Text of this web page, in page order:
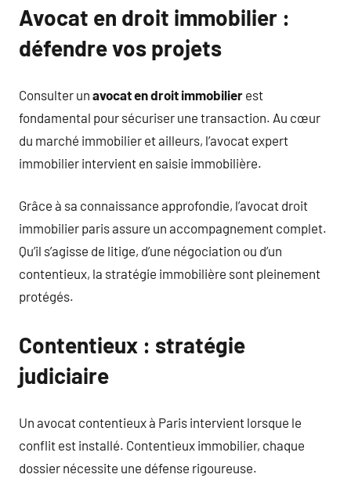
Avocat en droit immobilier :
défendre vos projets
Consulter un avocat en droit immobilier est
fondamental pour sécuriser une transaction. Au cœur
du marché immobilier et ailleurs, l’avocat expert
immobilier intervient en saisie immobilière.
Grâce à sa connaissance approfondie, l’avocat droit
immobilier paris assure un accompagnement complet.
Qu’il s’agisse de litige, d’une négociation ou d’un
contentieux, la stratégie immobilière sont pleinement
protégés.
Contentieux : stratégie
judiciaire
Un avocat contentieux à Paris intervient lorsque le
conflit est installé. Contentieux immobilier, chaque
dossier nécessite une défense rigoureuse.